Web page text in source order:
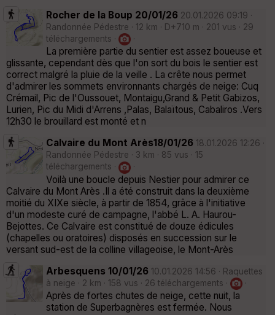
Rocher de la Boup 20/01/26 20.01.2026 09:19 ·
Randonnée Pédestre · 12 km · D+710 m · 201 vus · 29
téléchargements ·
·
La première partie du sentier est assez boueuse et
glissante, cependant dès que l'on sort du bois le sentier est
correct malgré la pluie de la veille . La crête nous permet
d'admirer les sommets environnants chargés de neige: Cuq
Crémail, Pic de l'Oussouet, Montaigu,Grand & Petit Gabizos,
Lurien, Pic du Midi d'Arrens ,Palas, Balaïtous, Cabaliros .Vers
12h30 le brouillard est monté et n
Calvaire du Mont Arès18/01/26 18.01.2026 12:26 ·
Randonnée Pédestre · 3 km · 85 vus · 15
téléchargements ·
·
Voilà une boucle depuis Nestier pour admirer ce
Calvaire du Mont Arès .Il a été construit dans la deuxième
moitié du XIXe siècle, à partir de 1854, grâce à l'initiative
d'un modeste curé de campagne, l'abbé L. A. Haurou-
Bejottes. Ce Calvaire est constitué de douze édicules
(chapelles ou oratoires) disposés en succession sur le
versant sud-est de la colline villageoise, le Mont-Arès
Arbesquens 10/01/26 10.01.2026 14:56 · Raquettes
à neige · 2 km · 158 vus · 26 téléchargements ·
·
Après de fortes chutes de neige, cette nuit, la
station de Superbagnères est fermée. Nous